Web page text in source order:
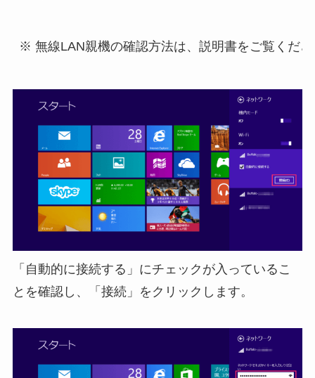
※ 無線LAN親機の確認方法は、説明書をご覧くだ
「自動的に接続する」にチェックが入っているこ
とを確認し、「接続」をクリックします。